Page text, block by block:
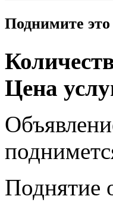
Поднимите это
Цена
Поднятие